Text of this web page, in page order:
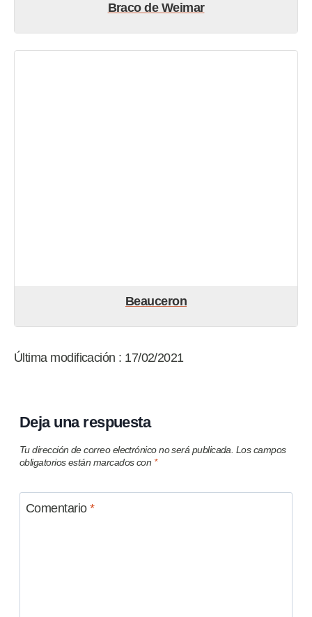
Braco de Weimar
Beauceron
Última modificación : 17/02/2021
Deja una respuesta
Tu dirección de correo electrónico no será publicada. Los campos
obligatorios están marcados con *
Comentario*